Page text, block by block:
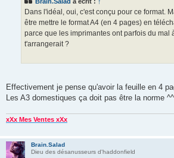
Brain.Salad a écrit : ↑
Dans l'idéal, oui, c'est conçu pour ce format.
être mettre le format A4 (en 4 pages) en
parce que les imprimantes ont parfois du mal
t'arrangerait ?
Effectivement je pense qu'avoir la feuille en 4
Les A3 domestiques ça doit pas être la norme ^^
xXx Mes Ventes xXx
Brain.Salad
Dieu des désanusseurs d'haddonfield